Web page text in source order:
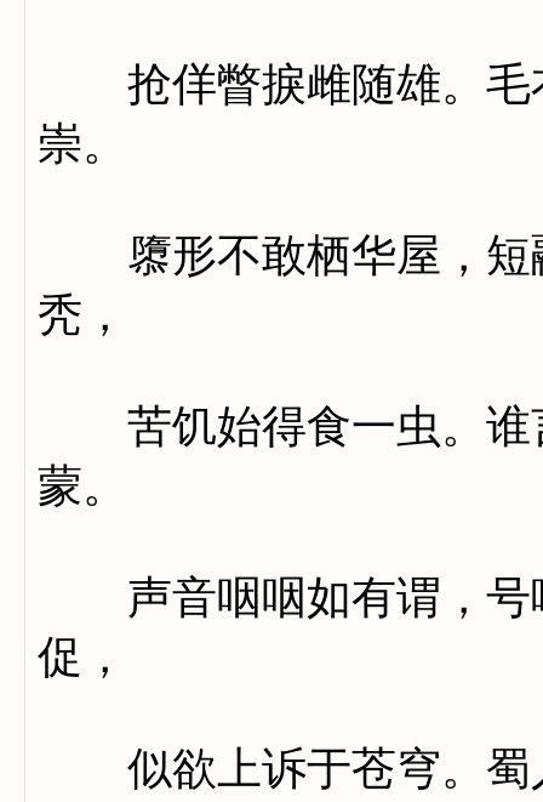
抢佯瞥捩雌随雄。毛
崇。
隳形不敢栖华屋，短
秃，
苦饥始得食一虫。谁
蒙。
声音咽咽如有谓，号
促，
似欲上诉于苍穹。蜀